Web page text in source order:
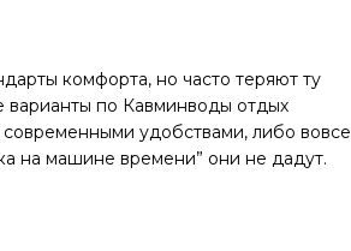
комфорта, но часто теряют ту
варианты по Кавминводы отдых
удобствами, либо вовсе
на машине времени” они не дадут.